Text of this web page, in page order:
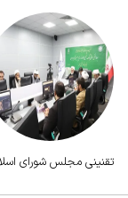
تقنینی مجلس شورای